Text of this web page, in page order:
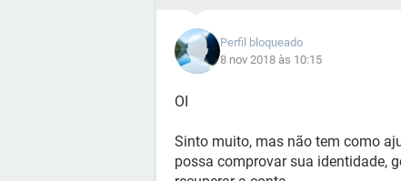
Perfil bloqueado
8 nov 2018 às 10:15
OI
Sinto muito, mas não tem como
possa comprovar sua identidade,